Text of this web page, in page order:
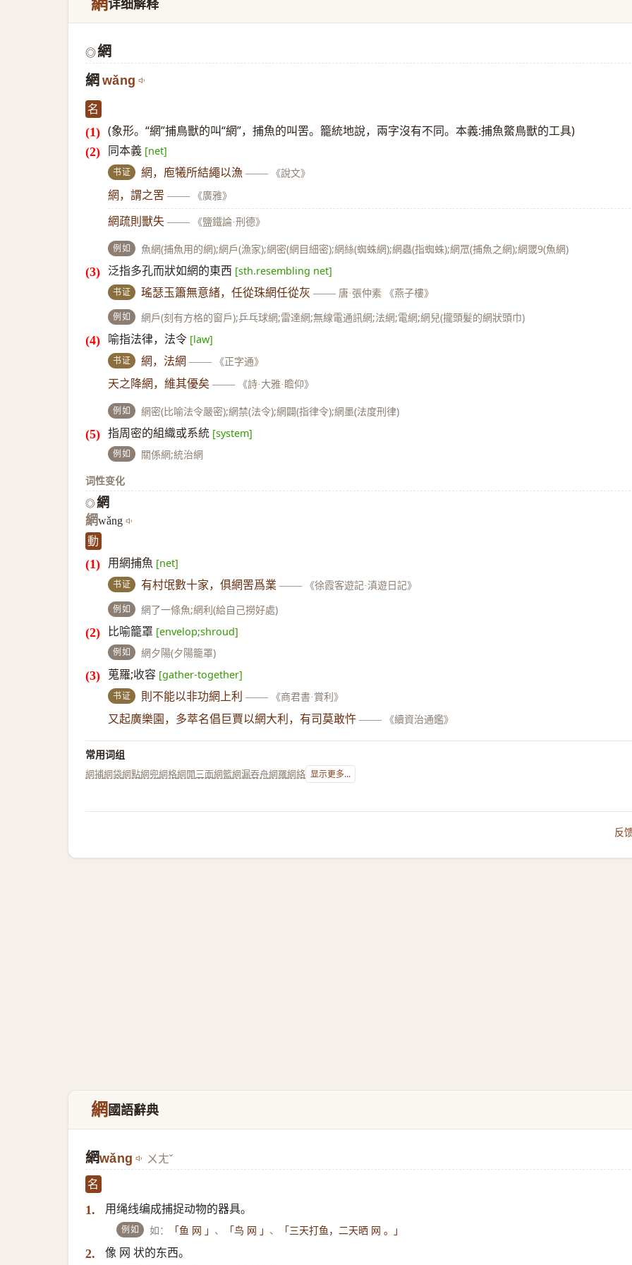
详细解释
◎網
網 wǎng
名
(象形。“網”捕鳥獸的叫“網”，捕魚的叫罟。籠統地說，兩字沒有不同。本義:捕魚鱉鳥獸的工具)
同本義 [net]
书证 網，庖犧所結繩以漁 —— 《說文》
網，謂之罟 —— 《廣雅》
網疏則獸失 —— 《鹽鐵論·刑德》
例如 魚網(捕魚用的網);網戶(漁家);網密(網目細密);網絲(蜘蛛網);網蟲(指蜘蛛);網罛(捕魚之網);網罭9(魚網)
泛指多孔而狀如網的東西 [sth.resembling net]
书证 瑤瑟玉簫無意緒，任從珠網任從灰 —— 唐·張仲素 《燕子樓》
例如 網戶(刻有方格的窗戶);乒乓球網;雷達網;無線電通訊網;法網;電網;網兒(攏頭髮的網狀頭巾)
喻指法律，法令 [law]
书证 網，法網 —— 《正字通》
天之降網，維其優矣 —— 《詩·大雅·瞻仰》
例如 網密(比喻法令嚴密);網禁(法令);網闢(指律令);網墨(法度刑律)
指周密的組織或系統 [system]
例如
關係網;統治網
词性变化
◎ 網
網wǎng
動
用網捕魚 [net]
书证 有村氓數十家，俱網罟爲業 —— 《徐霞客遊記·滇遊日記》
例如 網了一條魚;網利(給自己撈好處)
比喻籠罩 [envelop;shroud]
例如 網夕陽(夕陽籠罩)
蒐羅;收容 [gather-together]
书证 則不能以非功網上利 —— 《商君書·賞利》
又起廣樂園，多萃名倡巨賈以網大利，有司莫敢忤 —— 《續資治通鑑》
常用词组
網捕網袋網點網兜網格網開三面網籃網漏吞舟網羅網絡 显示更多...
反
網國語辭典
網wǎng ㄨㄤˇ
名
1. 用绳线编成捕捉动物的器具。
例如 如： 「鱼 网 」 、 「鸟 网 」 、 「三天打鱼，二天晒 网 。」
2. 像 网 状的东西。